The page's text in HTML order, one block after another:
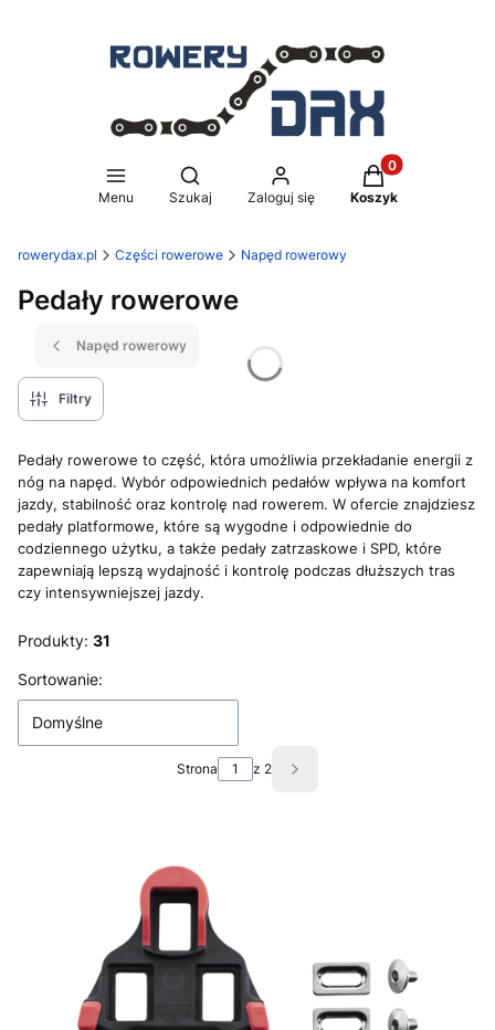
Menu
Otwórz wyszukiwarkę
Szukaj Zaloguj się
Produkty w
Koszyk
rowerydax.pl Części rowerowe Napęd rowerowy
Pedały rowerowe
Napęd rowerowy
Filtry
Pedały rowerowe to część, która umożliwia przekładanie energii z
nóg na napęd. Wybór odpowiednich pedałów wpływa na komfort
jazdy, stabilność oraz kontrolę nad rowerem. W ofercie znajdziesz
pedały platformowe, które są wygodne i odpowiednie do
codziennego użytku, a także pedały zatrzaskowe i SPD, które
zapewniają lepszą wydajność i kontrolę podczas dłuższych tras
czy intensywniejszej jazdy.
Produkty: 31
Lista produktów
Sortowanie:
Domyślne
Strona z 2 Następne produkty